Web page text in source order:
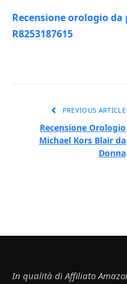
Recensione orologio da
R8253187615
PREVIOUS ARTICLE
Recensione Orologio
Michael Kors Blair da
Donna
In qualità di Affiliato